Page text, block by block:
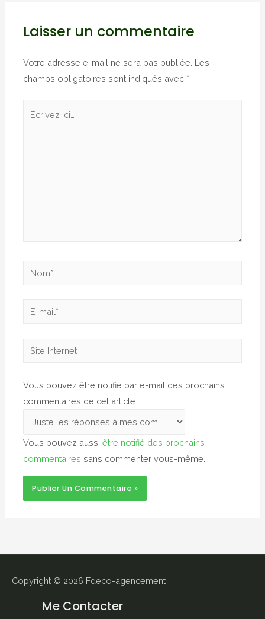
Laisser un commentaire
Votre adresse e-mail ne sera pas publiée. Les
champs obligatoires sont indiqués avec *
Nom*
E-
Site
Vous pouvez être notifié par e-mail des prochains
commentaires de cet article :
Vous pouvez aussiêtre notifié des prochains
commentaires sans commenter vous-même.
Copyright © 2026 Fdeco-agencement
Me Contacter